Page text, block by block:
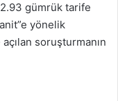
gümrük tarife
yönelik
soruşturmanın